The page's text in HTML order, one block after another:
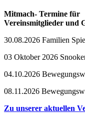
Mitmach- Termine für
Vereinsmitglieder und
30.08.2026 Familien
03 Oktober 2026
04.10.2026
08.11.2026
Zu unserer aktuellen